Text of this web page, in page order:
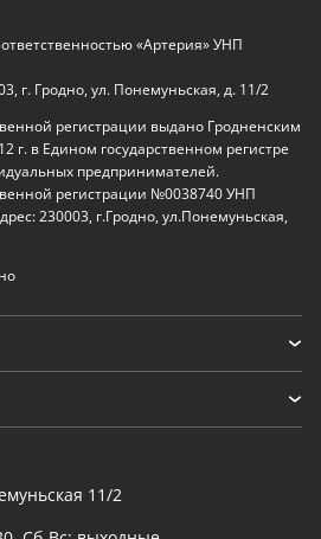
«Артерия» УНП
г. Гродно, ул. Понемуньская, д. 11/2
регистрации выдано Гродненским
г. в Едином государственном регистре
предпринимателей.
регистрации №0038740 УНП
230003, г.Гродно, ул.Понемуньская,
11/2